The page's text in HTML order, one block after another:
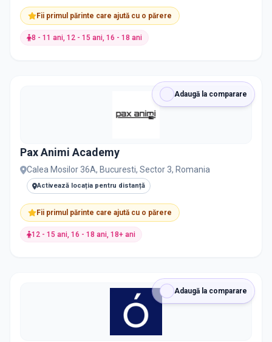
Fii primul părinte care ajută cu o părere
8 - 11 ani, 12 - 15 ani, 16 - 18 ani
Adaugă la comparare
Pax Animi Academy
Calea Mosilor 36A, Bucuresti, Sector 3, Romania
Activează locația pentru distanță
Fii primul părinte care ajută cu o părere
12 - 15 ani, 16 - 18 ani, 18+ ani
Adaugă la comparare